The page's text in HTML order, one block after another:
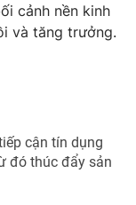
cảnh nền kinh
và tăng trưởng.
cận tín dụng
đó thúc đẩy sản